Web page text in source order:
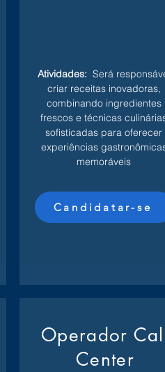
Atividades: Será
criar receitas inovadoras,
combinando ingredientes
frescos e técnicas
sofisticadas para oferecer
experiências
memoráveis
Candidatar-se
Operador
Center